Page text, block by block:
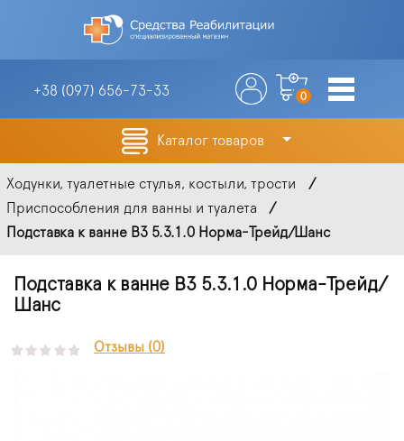
+38 (097) 656-73-33 0
Каталог товаров
Ходунки, туалетные стулья, костыли, трости
Приспособления для ванны и туалета
Подставка к ванне ВЗ 5.3.1.0 Норма-Трейд/Шанс
Подставка к ванне ВЗ 5.3.1.0 Норма-Трейд/
Шанс
Отзывы (0)